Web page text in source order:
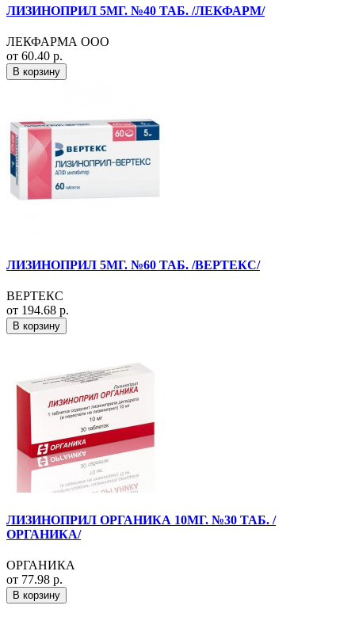
ЛИЗИНОПРИЛ 5МГ. №40 ТАБ. /ЛЕКФАРМ/
ЛЕКФАРМА ООО
от 60.40 р.
В корзину
ЛИЗИНОПРИЛ 5МГ. №60 ТАБ. /ВЕРТЕКС/
ВЕРТЕКС
от 194.68 р.
В корзину
ЛИЗИНОПРИЛ ОРГАНИКА 10МГ. №30 ТАБ. /
ОРГАНИКА/
ОРГАНИКА
от 77.98 р.
В корзину